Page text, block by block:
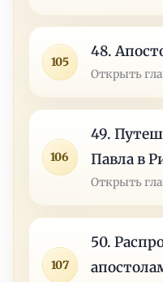
105
48.
Открыть
106
49.
Павла в
Открыть
107
50.